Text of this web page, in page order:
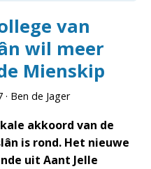
van
wil meer
Mienskip
· Ben de Jager
akkoord van de
is rond. Het nieuwe
uit Aant Jelle